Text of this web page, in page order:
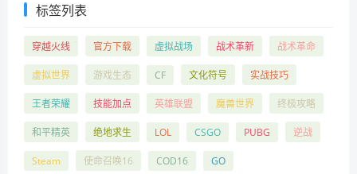
标签列表
穿越火线 官方下载 虚拟战场 战术革新 战术革命
虚拟世界 游戏生态 CF 文化符号 实战技巧
王者荣耀 技能加点 英雄联盟 魔兽世界 终极攻略
和平精英 绝地求生 LOL CSGO PUBG 逆战
Steam 使命召唤16 COD16 GO